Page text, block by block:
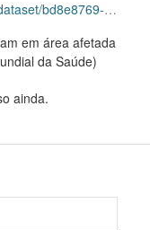
download/estadia_embarcacoes_trimestral_01-2025.xlsx
em área afetada
da Saúde)
ainda.